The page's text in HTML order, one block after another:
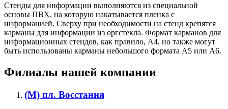
Стенды для информации выполняются из специальной
основы ПВХ, на которую накатывается пленка с
информацией. Сверху при необходимости на стенд крепятся
карманы для информации из оргстекла. Формат карманов для
информационных стендов, как правило, А4, но также могут
быть использованы карманы небольшого формата А5 или А6.
Филиалы нашей компании
(М) пл. Восстания